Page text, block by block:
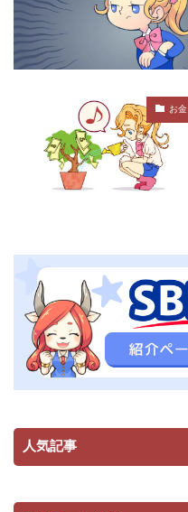
お金
人気記事